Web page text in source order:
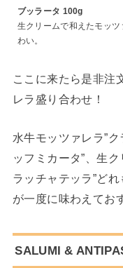
ブッラータ 100g
生クリームで和えたモッ
わい。
ここに来たら是非注
レラ盛り合わせ！
水牛モッツァレラ”
ッフミカータ”、生
ラッチャテッラ”ど
が一度に味わえてお
SALUMI &